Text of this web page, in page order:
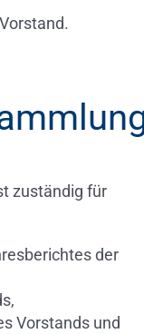
zuständig für
der
Vorstands und